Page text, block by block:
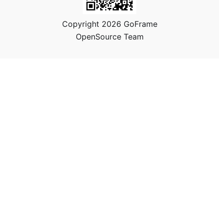
Copyright 2026 GoFrame
OpenSource Team